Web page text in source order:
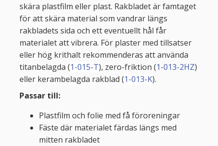
skära plastfilm eller plast. Rakbladet är famtaget
för att skära material som vandrar längs
rakbladets sida och ett eventuellt hål får
materialet att vibrera. För plaster med tillsatser
eller hög krithalt rekommenderas att använda
titanbelagda (1-015-T), zero-friktion (1-013-2HZ)
eller kerambelagda rakblad (1-013-K).
Passar till:
Plastfilm och folie med få föroreningar
Fäste där materialet färdas längs med
mitten rakbladet